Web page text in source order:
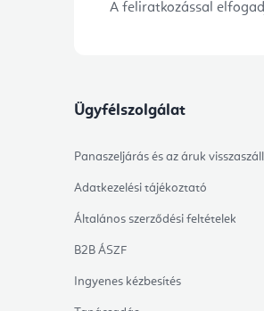
A feliratkozással
Ügyfélszolgálat
Panaszeljárás és az áruk
Adatkezelési tájékoztató
Általános szerződési feltételek
B2B ÁSZF
Ingyenes kézbesítés